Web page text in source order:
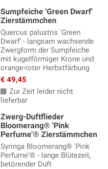
Sumpfeiche 'Green Dwarf'
Zierstämmchen
Quercus palustris 'Green
Dwarf' - langsam wachsende
Zwergform der Sumpfeiche
mit kugelförmiger Krone und
orange-roter Herbstfärbung
€ 49,45
Zur Zeit leider nicht
lieferbar
Zwerg-Duftflieder
Bloomerang® 'Pink
Perfume'® Zierstämmchen
Syringa Bloomerang® 'Pink
Perfume'® - lange Blütezeit,
betörender Duft